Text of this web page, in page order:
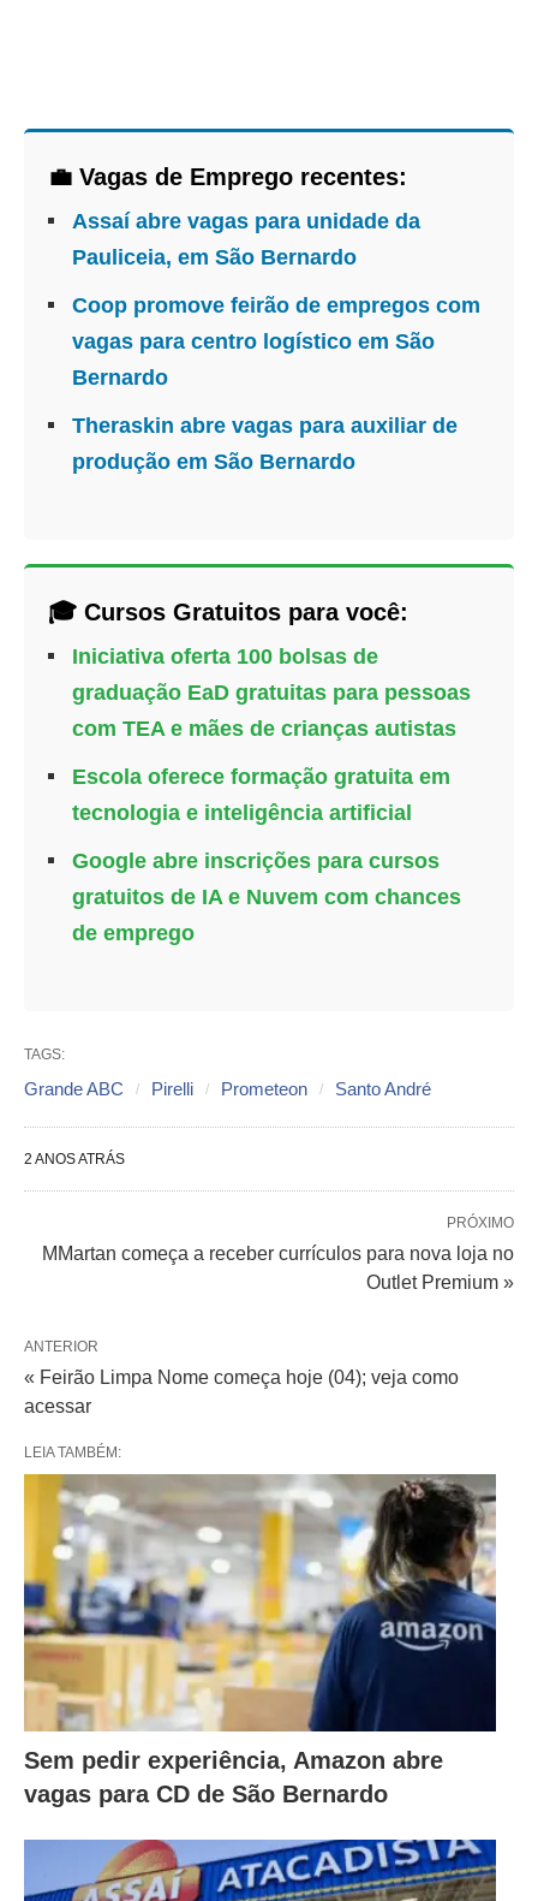
💼 Vagas de Emprego recentes:
Assaí abre vagas para unidade da
Pauliceia, em São Bernardo
Coop promove feirão de empregos com
vagas para centro logístico em São
Bernardo
Theraskin abre vagas para auxiliar de
produção em São Bernardo
🎓 Cursos Gratuitos para você:
Iniciativa oferta 100 bolsas de
graduação EaD gratuitas para pessoas
com TEA e mães de crianças autistas
Escola oferece formação gratuita em
tecnologia e inteligência artificial
Google abre inscrições para cursos
gratuitos de IA e Nuvem com chances
de emprego
TAGS:
Grande ABC Pirelli Prometeon Santo André
2 ANOS ATRÁS
PRÓXIMO
MMartan começa a receber currículos para nova loja no
Outlet Premium »
ANTERIOR
« Feirão Limpa Nome começa hoje (04); veja como
acessar
LEIA TAMBÉM:
Sem pedir experiência, Amazon abre
vagas para CD de São Bernardo